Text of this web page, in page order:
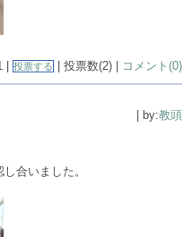
| 投票する | 投票数(2) | コメント(0)
| by:教頭
合いました。